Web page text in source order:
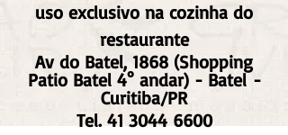
uso exclusivo na cozinha do
restaurante
Av do Batel, 1868 (Shopping
Patio Batel 4° andar) - Batel -
Curitiba/PR
Tel.41 3044 6600